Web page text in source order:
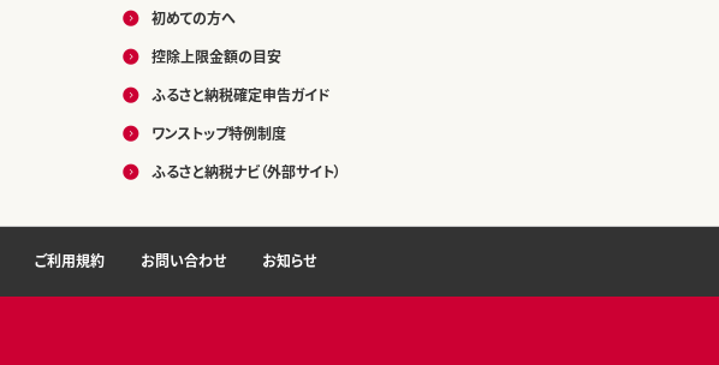
初めての方へ
控除上限金額の目安
ふるさと納税確定申告ガイド
ワンストップ特例制度
ふるさと納税ナビ（外部サイト）
ご利用規約 お問い合わせ お知らせ